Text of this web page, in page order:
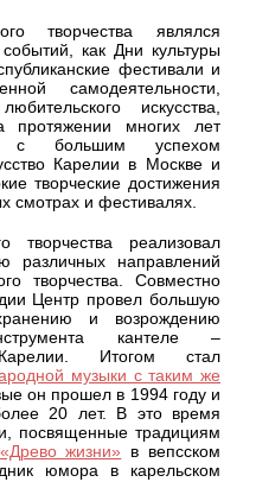
творчества являлся
как Дни культуры
фестивали и
самодеятельности,
искусства,
протяжении многих лет
с большим успехом
Карелии в Москве и
творческие достижения
смотрах и фестивалях.
творчества реализовал
различных направлений
творчества. Совместно
Центр провел большую
и возрождению
кантеле –
Итогом стал
музыки с таким же
он прошел в 1994 году и
20 лет. В это время
посвященные традициям
«Древо жизни» в вепсском
юмора в карельском